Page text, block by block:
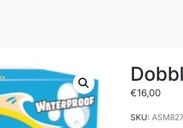
€16,00
SKU: